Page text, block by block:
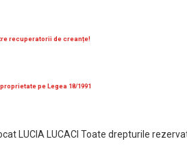
recuperatorii de creanțe!
pe Legea 18/1991
LUCIA LUCACI Toate drepturile